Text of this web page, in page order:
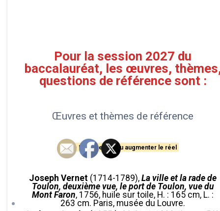
Pour la session 2027 du
baccalauréat, les œuvres,
questions de référence sont :
Œuvres et thèmes de référence
—> Documenter ou augmenter le réel
Joseph Vernet (1714-1789), La ville et la rade de
Toulon, deuxième vue, le port de Toulon, vue du
Mont Faron, 1756, huile sur toile, H. : 165 cm, L. :
263 cm. Paris, musée du Louvre.